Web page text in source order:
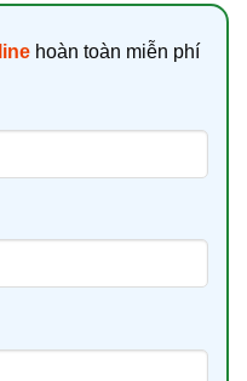
hoàn toàn miễn phí